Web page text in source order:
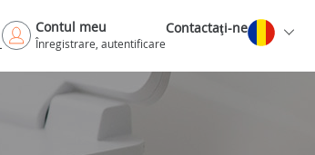
Contul meu
Înregistrare, autentificare
Contactaţi-ne